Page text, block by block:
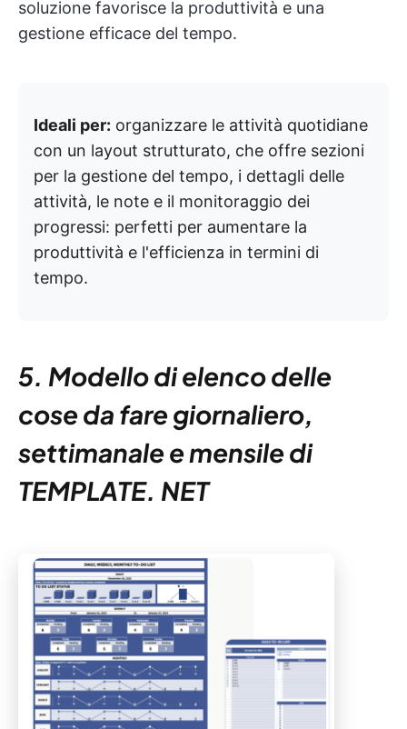
soluzione favorisce la produttività e una
gestione efficace del tempo.
Ideali per: organizzare le attività quotidiane
con un layout strutturato, che offre sezioni
per la gestione del tempo, i dettagli delle
attività, le note e il monitoraggio dei
progressi: perfetti per aumentare la
produttività e l'efficienza in termini di
tempo.
5. Modello di elenco delle
cose da fare giornaliero,
settimanale e mensile di
TEMPLATE. NET